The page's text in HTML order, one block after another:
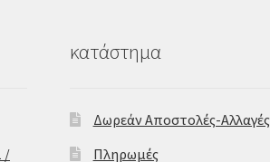
/
κατάστημα
Δωρεάν Αποστολές-Αλλαγές
Πληρωμές